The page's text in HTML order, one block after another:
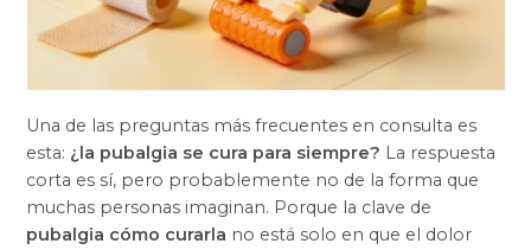
Una de las preguntas más frecuentes en consulta es
esta: ¿la pubalgia se cura para siempre? La respuesta
corta es sí, pero probablemente no de la forma que
muchas personas imaginan. Porque la clave de
pubalgia cómo curarla no está solo en que el dolor